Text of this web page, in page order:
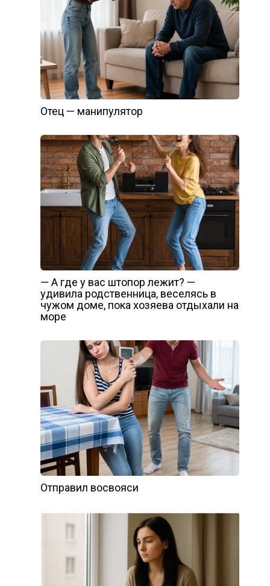
Отец — манипулятор
— А где у вас штопор лежит? —
удивила родственница, веселясь в
чужом доме, пока хозяева отдыхали на
море
Отправил восвояси